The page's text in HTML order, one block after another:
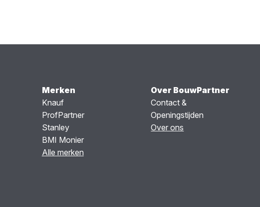
Merken
Knauf
ProfPartner
Stanley
BMI Monier
Alle merken
Over BouwPartner
Contact &
Openingstijden
Over ons